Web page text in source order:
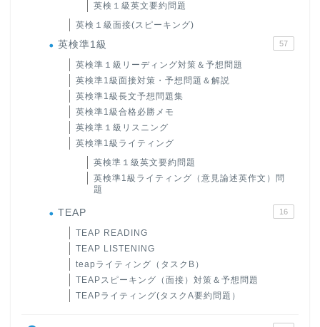
英検１級英文要約問題
英検１級面接(スピーキング)
英検準1級 57
英検準１級リーディング対策＆予想問題
英検準1級面接対策・予想問題＆解説
英検準1級長文予想問題集
英検準1級合格必勝メモ
英検準１級リスニング
英検準1級ライティング
英検準１級英文要約問題
英検準1級ライティング（意見論述英作文）問
題
TEAP 16
TEAP READING
TEAP LISTENING
teapライティング（タスクB）
TEAPスピーキング（面接）対策＆予想問題
TEAPライティング(タスクA要約問題）